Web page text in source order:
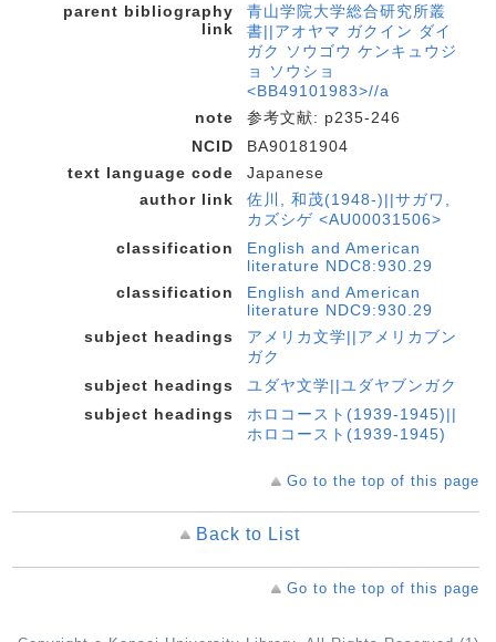
parent bibliography
link
青山学院大学総合研究所叢
書||アオヤマ ガクイン ダイ
ガク ソウゴウ ケンキュウジ
ョ ソウショ
<BB49101983>//a
note
参考文献: p235-246
NCID
BA90181904
text language code
Japanese
author link
佐川, 和茂(1948-)||サガワ,
カズシゲ <AU00031506>
classification
English and American
literature NDC8:930.29
classification
English and American
literature NDC9:930.29
subject headings
アメリカ文学||アメリカブン
ガク
subject headings
ユダヤ文学||ユダヤブンガク
subject headings
ホロコースト(1939-1945)||
ホロコースト(1939-1945)
Go to the top of this page
Back to List
Go to the top of this page